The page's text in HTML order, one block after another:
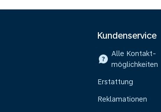
Kundenservice
Alle Kontakt-
möglichkeiten
Erstattung
Reklamationen